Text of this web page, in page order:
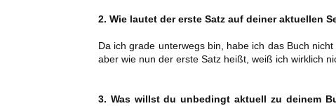
2. Wie lautet der erste Satz auf deiner aktuellen
Da ich grade unterwegs bin, habe ich das Buch
aber wie nun der erste Satz heißt, weiß ich wirklich
3. Was willst du unbedingt aktuell zu deinem